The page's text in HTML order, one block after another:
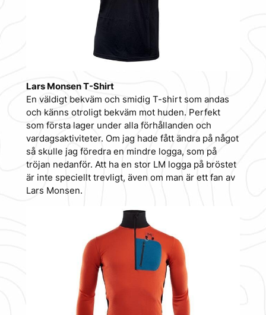
Lars Monsen T-Shirt
En väldigt bekväm och smidig T-shirt som andas
och känns otroligt bekväm mot huden. Perfekt
som första lager under alla förhållanden och
vardagsaktiviteter. Om jag hade fått ändra på något
så skulle jag föredra en mindre logga, som på
tröjan nedanför. Att ha en stor LM logga på bröstet
är inte speciellt trevligt, även om man är ett fan av
Lars Monsen.